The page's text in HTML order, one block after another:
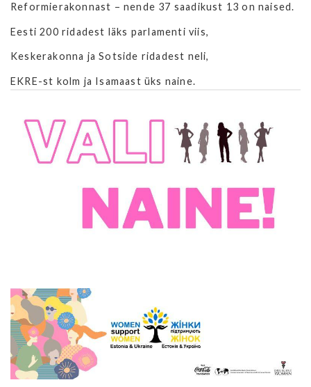
Reformierakonnast – nende 37 saadikust 13 on naised.
Eesti 200 ridadest läks parlamenti viis,
Keskerakonna ja Sotside ridadest neli,
EKRE-st kolm ja Isamaast üks naine.